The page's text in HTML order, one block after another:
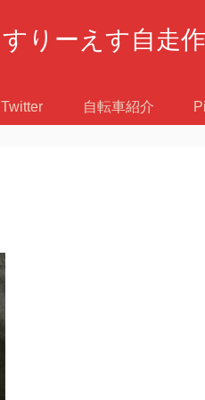
すりーえす自走
Twitter 自転車紹介